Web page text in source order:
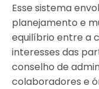
Esse sistema
planejamento e
equilíbrio entre a
interesses das
conselho de
colaboradores e